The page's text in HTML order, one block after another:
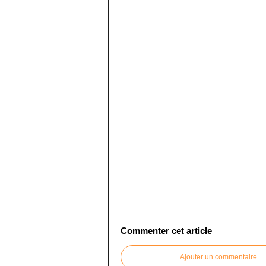
Commenter cet article
Ajouter un commentaire